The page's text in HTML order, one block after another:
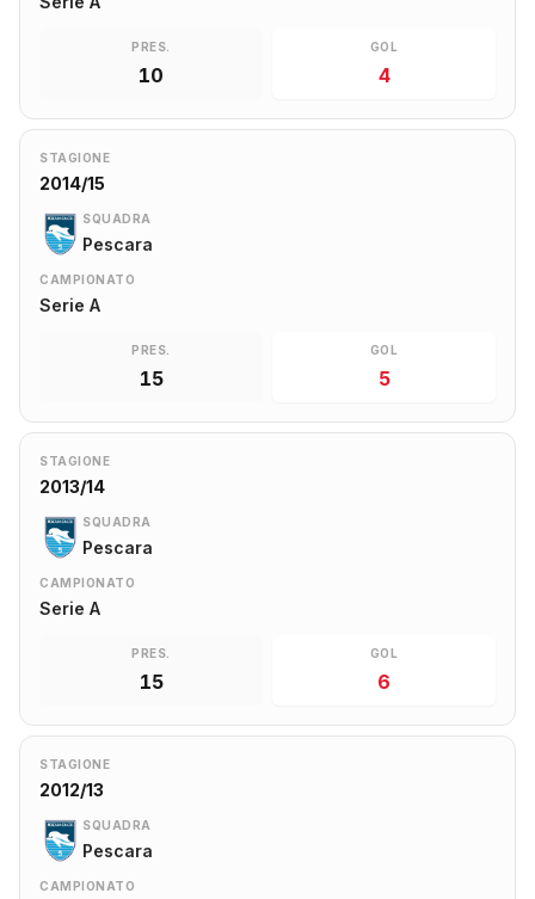
PRES.
10
GOL
4
STAGIONE
2014/15
SQUADRA
Pescara
CAMPIONATO
Serie A
PRES.
15
GOL
5
STAGIONE
2013/14
SQUADRA
Pescara
CAMPIONATO
Serie A
PRES.
15
GOL
6
STAGIONE
2012/13
SQUADRA
Pescara
CAMPIONATO